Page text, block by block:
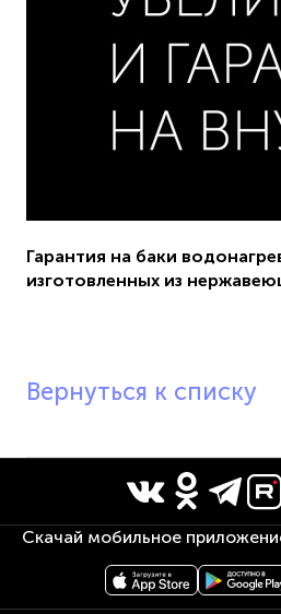
Гарантия на баки
изготовленных из
Вернуться к списку
Скачай мобильное